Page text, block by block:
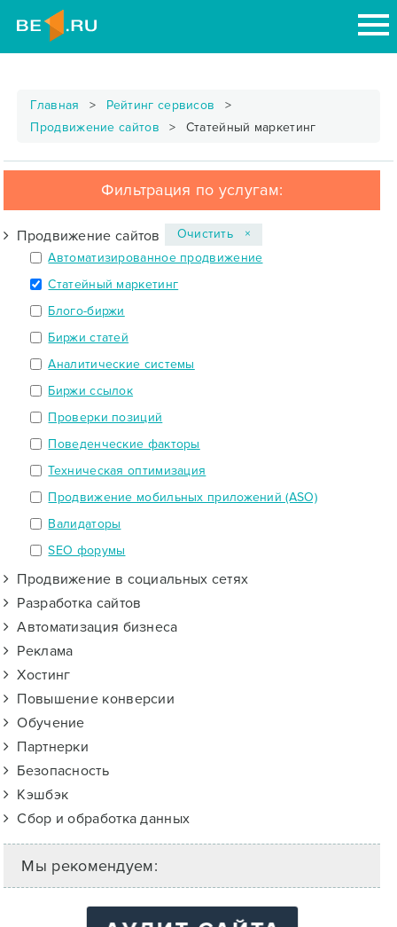
Главная
Рейтинг сервисов
Продвижение сайтов
Статейный маркетинг
Фильтрация по услугам:
Продвижение сайтов
Автоматизированное продвижение
Статейный маркетинг
Блого-биржи
Биржи статей
Аналитические системы
Биржи ссылок
Проверки позиций
Поведенческие факторы
Техническая оптимизация
Продвижение мобильных приложений (ASO)
Валидаторы
SEO форумы
Продвижение в социальных сетях
Разработка сайтов
Автоматизация бизнеса
Реклама
Хостинг
Повышение конверсии
Обучение
Партнерки
Безопасность
Кэшбэк
Сбор и обработка данных
Очистить ×
Мы рекомендуем: